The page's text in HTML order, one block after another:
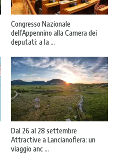
Congresso Nazionale
dell’Appennino alla Camera dei
deputati: a la ...
Dal 26 al 28 settembre
Attractive a Lancianofiera: un
viaggio anc ...